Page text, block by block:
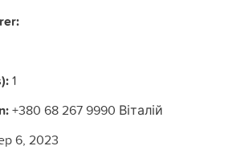
1
+380 68 267 9990 Віталій
6, 2023